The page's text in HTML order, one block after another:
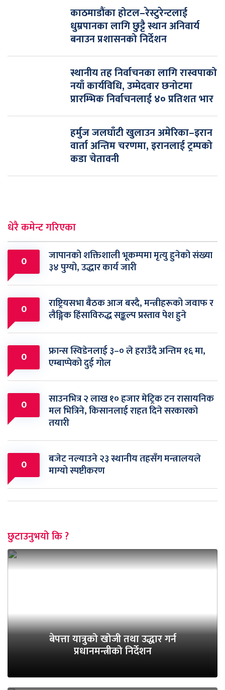
काठमाडौंका होटल–रेस्टुरेन्टलाई
धुम्रपानका लागि छुट्टै स्थान अनिवार्य
बनाउन प्रशासनको निर्देशन
स्थानीय तह निर्वाचनका लागि रास्वपाको
नयाँ कार्यविधि, उम्मेदवार छनोटमा
प्रारम्भिक निर्वाचनलाई ४० प्रतिशत भार
हर्मुज जलघाँटी खुलाउन अमेरिका–इरान
वार्ता अन्तिम चरणमा, इरानलाई ट्रम्पको
कडा चेतावनी
धेरै कमेन्ट गरिएका
0 जापानको शक्तिशाली भूकम्पमा मृत्यु हुनेको संख्या
३४ पुग्यो, उद्धार कार्य जारी
0 राष्ट्रियसभा बैठक आज बस्दै, मन्त्रीहरूको जवाफ र
लैङ्गिक हिंसाविरुद्ध सङ्कल्प प्रस्ताव पेश हुने
0 फ्रान्स स्विडेनलाई ३–० ले हराउँदै अन्तिम १६ मा,
एम्बाप्पेको दुई गोल
0 साउनभित्र २ लाख १० हजार मेट्रिक टन रासायनिक
मल भित्रिने, किसानलाई राहत दिने सरकारको
तयारी
0 बजेट नल्याउने २३ स्थानीय तहसँग मन्त्रालयले
माग्यो स्पष्टीकरण
छुटाउनुभयो कि ?
बेपत्ता यात्रुको खोजी तथा उद्धार गर्न
प्रधानमन्त्रीको निर्देशन